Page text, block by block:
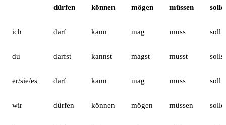
dürfen können mögen müssen
ich darf kann mag muss soll
du darfst kannst magst musst sollst
er/sie/es darf kann mag muss soll
wir dürfen können mögen müssen